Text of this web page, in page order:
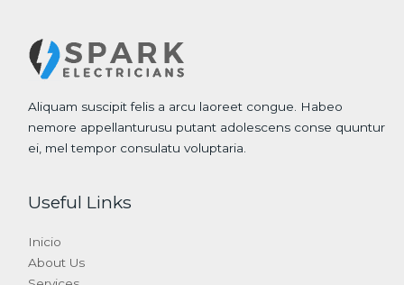
Aliquam suscipit felis a arcu laoreet congue. Habeo
nemore appellanturusu putant adolescens conse quuntur
ei, mel tempor consulatu voluptaria.
Useful Links
Inicio
About Us